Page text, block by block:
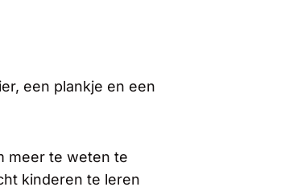
een plankje en een
meer te weten te
kinderen te leren